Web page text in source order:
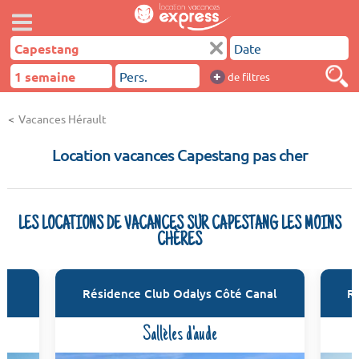
+ de filtres
Vacances Hérault
Location vacances Capestang pas cher
LES LOCATIONS DE VACANCES SUR CAPESTANG LES MOINS
CHÈRES
Résidence Club Odalys Côté Canal
Sallèles d'aude